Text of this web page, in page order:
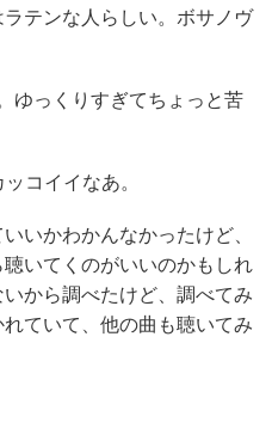
テンな人らしい。ボサノヴ
ゆっくりすぎてちょっと苦
コイイなあ。
いかわかんなかったけど、
いてくのがいいのかもしれ
から調べたけど、調べてみ
ていて、他の曲も聴いてみ